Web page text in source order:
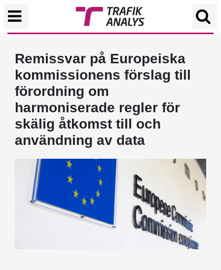
Remissvar på Europeiska
kommissionens förslag till
förordning om
harmoniserade regler för
skälig åtkomst till och
användning av data